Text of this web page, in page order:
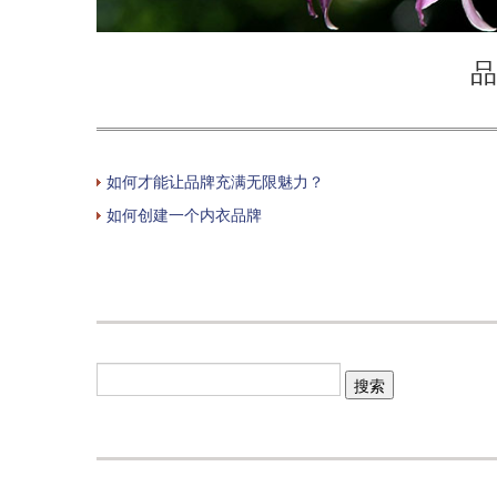
如何才能让品牌充满无限魅力？
如何创建一个内衣品牌